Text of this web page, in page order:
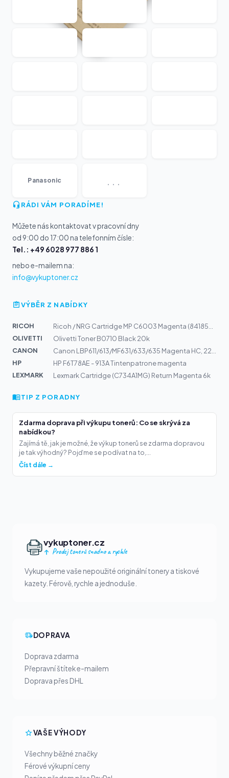
Panasonic ...
RÁDI VÁM PORADÍME!
Můžete nás kontaktovat v pracovní dny
od 9:00 do 17:00 na telefonním čísle:
Tel.: +49 6028 977 886 1
nebo e-mailem na:
info@vykuptoner.cz
VÝBĚR Z NABÍDKY
RICOH
OLIVETTI
Olivetti Toner B0710 Black 20k
CANON
HP
HP F6T78AE - 913A Tintenpatrone magenta
LEXMARK
Lexmark Cartridge (C734A1MG) Return Magenta 6k
TIP Z PORADNY
Zdarma doprava při výkupu tonerů: Co se skrývá za
nabídkou?
Zajímá tě, jak je možné, že výkup tonerů se zdarma dopravou
je tak výhodný? Pojďme se podívat na to,...
Číst dále →
vykuptoner.cz
Prodej tonerů snadno a rychle
Vykupujeme vaše nepoužité originální tonery a tiskové
kazety. Férově, rychle a jednoduše.
DOPRAVA
Doprava zdarma
Přepravní štítek e-mailem
Doprava přes DHL
VAŠE VÝHODY
Všechny běžné značky
Férové výkupní ceny